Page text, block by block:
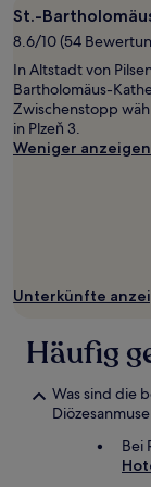
St.-
8.6/10 (54
In Altstadt von
Bartholomäus-
Zwischenstopp
in Plzeň 3.
Weniger anzeigen
Unterkünfte
Häufig
Was sind die
Bei